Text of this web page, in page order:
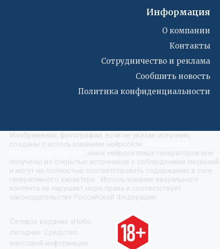
Информация
О компании
Контакты
Сотрудничество и реклама
Сообшить новость
Политика конфиденциальности
Изображения, фотографии, если не указан источник,
созданы с использованием нейросети
, иных нейросетевых генераторов или
получены из открытых источников с соблюдением лицензий
и могут не полностью соответствовать содержанию в силу
генеративного характера. Использование визуального
контента не нарушает норм права и соответствует
законодательству Российской Федерации.
Сетевое издание «Небо
сегодня». Средство
массовой информации